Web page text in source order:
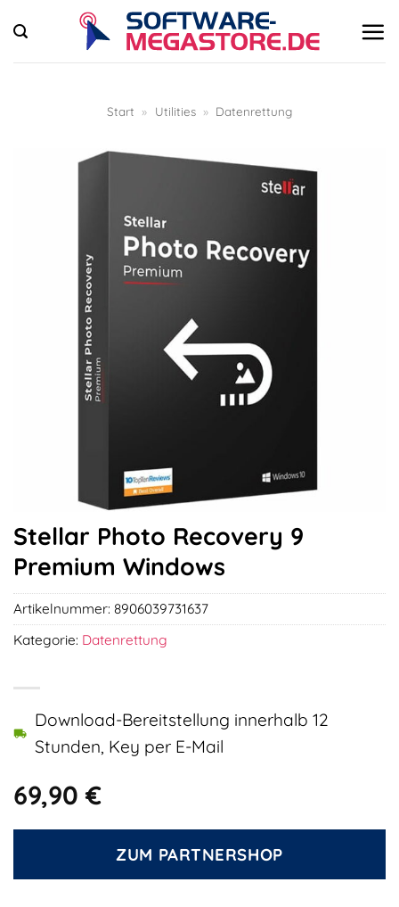
Inhalt
springen
Start » Utilities » Datenrettung
Stellar Photo Recovery 9
Premium Windows
69,90€
Download-Bereitstellung innerhalb 12
Stunden, Key per E-Mail
ZUM PARTNERSHOP
Artikelnummer: 8906039731637
Kategorie: Datenrettung